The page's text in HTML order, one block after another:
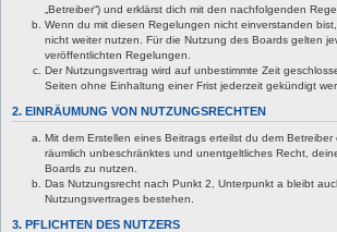
„Betreiber“) und erklärst dich mit den nachfolgenden
Wenn du mit diesen Regelungen nicht einverstanden
nicht weiter nutzen. Für die Nutzung des Boards gelten
veröffentlichten Regelungen.
Der Nutzungsvertrag wird auf unbestimmte Zeit
Seiten ohne Einhaltung einer Frist jederzeit gekündigt
2. EINRÄUMUNG VON NUTZUNGSRECHTEN
Mit dem Erstellen eines Beitrags erteilst du dem
räumlich unbeschränktes und unentgeltliches Recht,
Boards zu nutzen.
Das Nutzungsrecht nach Punkt 2, Unterpunkt a bleibt
Nutzungsvertrages bestehen.
3. PFLICHTEN DES NUTZERS